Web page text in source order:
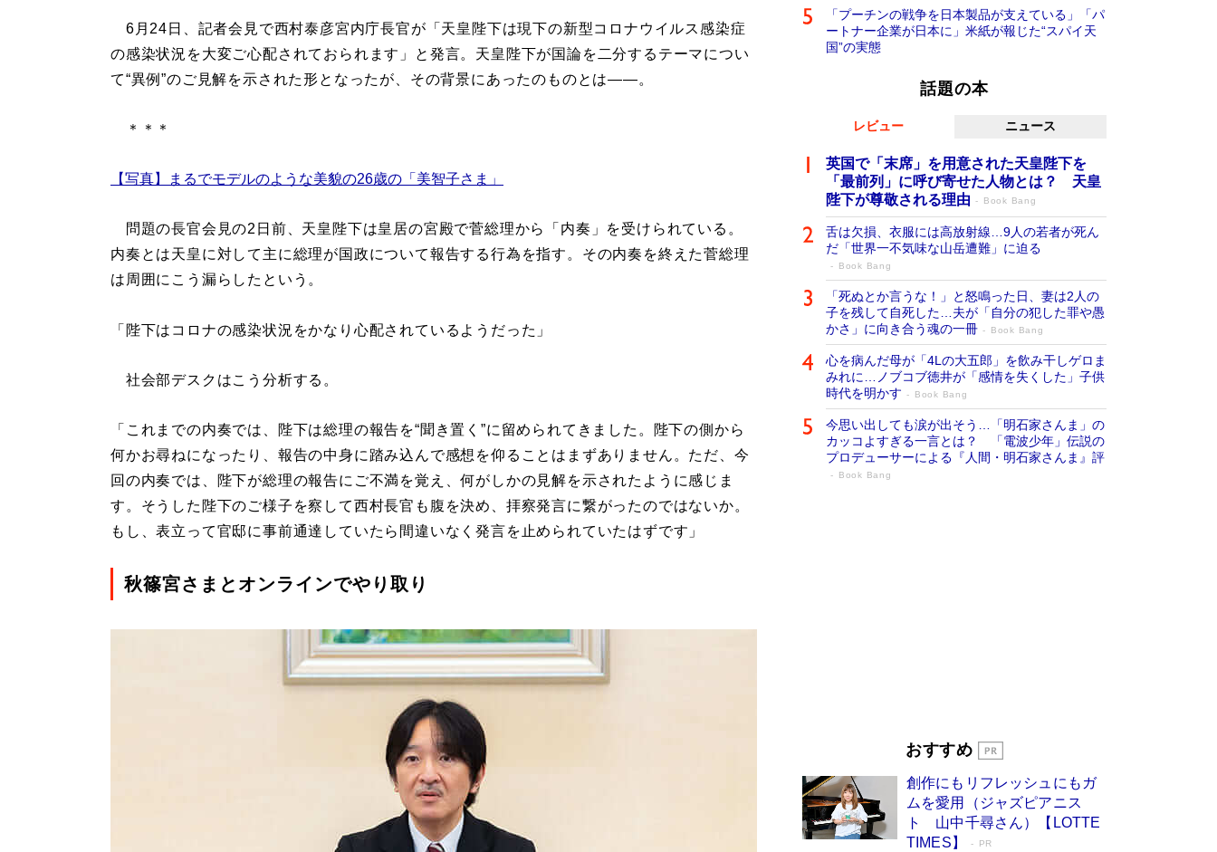
6月24日、記者会見で西村泰彦宮内庁長官が「天皇陛下は現下の新型コロナウイルス感染症
の感染状況を大変ご心配されておられます」と発言。天皇陛下が国論を二分するテーマについ
て“異例”のご見解を示された形となったが、その背景にあったのものとは――。
＊＊＊
【写真】まるでモデルのような美貌の26歳の「美智子さま」
問題の長官会見の2日前、天皇陛下は皇居の宮殿で菅総理から「内奏」を受けられている。
内奏とは天皇に対して主に総理が国政について報告する行為を指す。その内奏を終えた菅総理
は周囲にこう漏らしたという。
「陛下はコロナの感染状況をかなり心配されているようだった」
社会部デスクはこう分析する。
「これまでの内奏では、陛下は総理の報告を“聞き置く”に留められてきました。陛下の側から
何かお尋ねになったり、報告の中身に踏み込んで感想を仰ることはまずありません。ただ、今
回の内奏では、陛下が総理の報告にご不満を覚え、何がしかの見解を示されたように感じま
す。そうした陛下のご様子を察して西村長官も腹を決め、拝察発言に繋がったのではないか。
もし、表立って官邸に事前通達していたら間違いなく発言を止められていたはずです」
秋篠宮さまとオンラインでやり取り
「プーチンの戦争を日本製品が支えている」「パ
ートナー企業が日本に」米紙が報じた“スパイ天
国”の実態
話題の本
レビュー ニュース
英国で「末席」を用意された天皇陛下を
「最前列」に呼び寄せた人物とは？ 天皇
陛下が尊敬される理由
Book Bang
舌は欠損、衣服には高放射線…9人の若者が死ん
だ「世界一不気味な山岳遭難」に迫る
Book Bang
「死ぬとか言うな！」と怒鳴った日、妻は2人の
子を残して自死した…夫が「自分の犯した罪や愚
かさ」に向き合う魂の一冊
Book Bang
心を病んだ母が「4Lの大五郎」を飲み干しゲロま
みれに…ノブコブ徳井が「感情を失くした」子供
時代を明かす
Book Bang
今思い出しても涙が出そう…「明石家さんま」の
カッコよすぎる一言とは？ 「電波少年」伝説の
プロデューサーによる『人間・明石家さんま』評
Book Bang
俳優・高嶋政伸が家族に教わった“人を育てるコ
東野圭吾、伊坂幸太郎の人気シリーズ最新作どち
らも文庫化 映画化された直木賞受賞作もランク
イン［文庫ベストセラー］
Book Bang
おすすめ
創作にもリフレッシュにもガ
ムを愛用（ジャズピアニス
ト 山中千尋さん）【LOTTE
TIMES】
PR